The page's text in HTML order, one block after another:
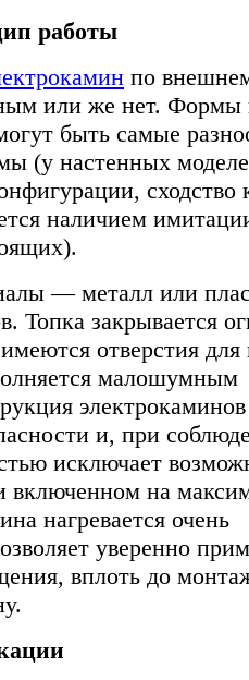
работы
по
или же нет. Формы
могут быть самые
(у настенных
сходство
наличием
— металл или
Топка закрывается
отверстия
малошумным
и, при
исключает
включенном на
нагревается очень
уверенно
вплоть до